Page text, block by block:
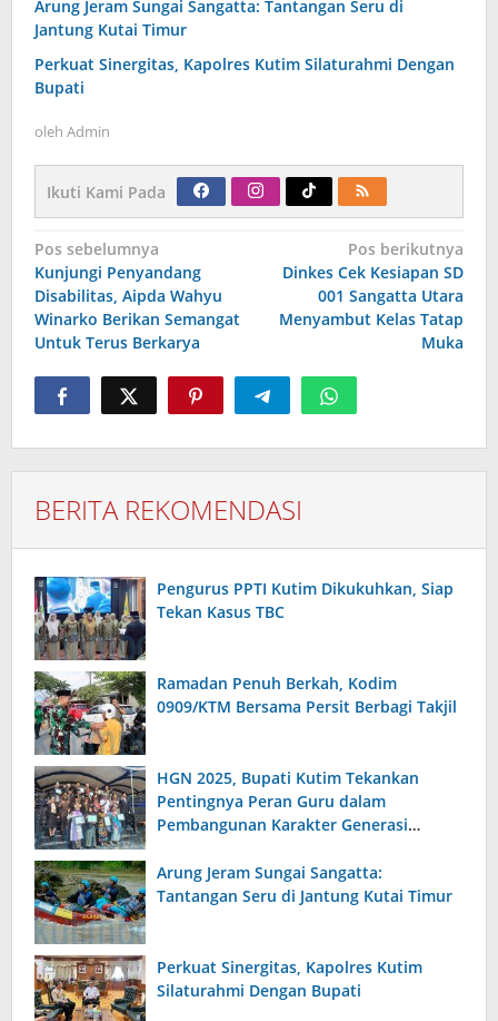
Arung Jeram Sungai Sangatta: Tantangan Seru di
Jantung Kutai Timur
Perkuat Sinergitas, Kapolres Kutim Silaturahmi Dengan
Bupati
oleh Admin
Ikuti Kami Pada
Navigasi
pos
Pos sebelumnya
Kunjungi Penyandang
Disabilitas, Aipda Wahyu
Winarko Berikan Semangat
Untuk Terus Berkarya
Pos berikutnya
Dinkes Cek Kesiapan SD
001 Sangatta Utara
Menyambut Kelas Tatap
Muka
BERITA REKOMENDASI
Pengurus PPTI Kutim Dikukuhkan, Siap
Tekan Kasus TBC
Ramadan Penuh Berkah, Kodim
0909/KTM Bersama Persit Berbagi Takjil
HGN 2025, Bupati Kutim Tekankan
Pentingnya Peran Guru dalam
Pembangunan Karakter Generasi
Arung Jeram Sungai Sangatta:
Tantangan Seru di Jantung Kutai Timur
Perkuat Sinergitas, Kapolres Kutim
Silaturahmi Dengan Bupati